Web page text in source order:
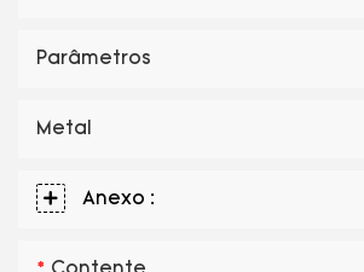
Parâmetros
Metal
Anexo :